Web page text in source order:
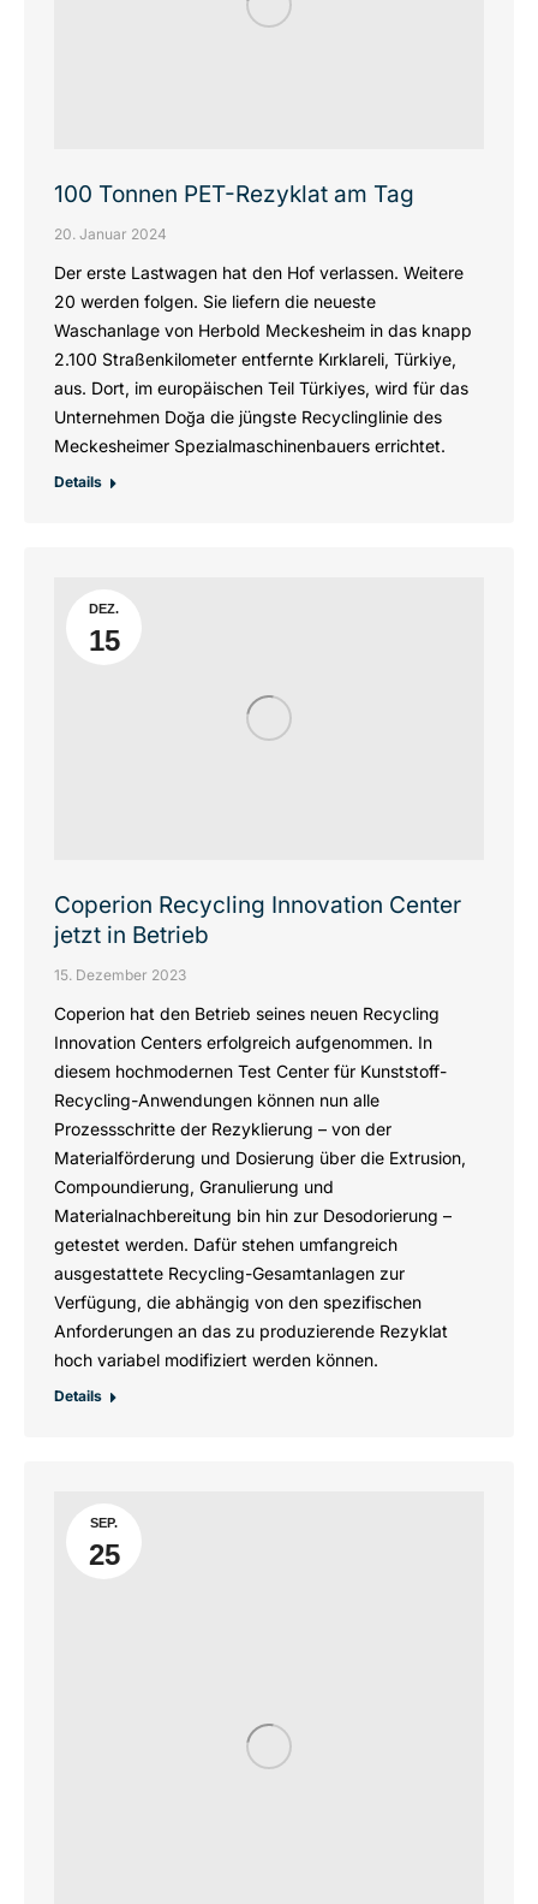
100 Tonnen PET-Rezyklat am Tag
20. Januar 2024
Der erste Lastwagen hat den Hof verlassen. Weitere
20 werden folgen. Sie liefern die neueste
Waschanlage von Herbold Meckesheim in das knapp
2.100 Straßenkilometer entfernte Kırklareli, Türkiye,
aus. Dort, im europäischen Teil Türkiyes, wird für das
Unternehmen Doğa die jüngste Recyclinglinie des
Meckesheimer Spezialmaschinenbauers errichtet.
Details
DEZ.
15
Coperion Recycling Innovation Center
jetzt in Betrieb
15. Dezember 2023
Coperion hat den Betrieb seines neuen Recycling
Innovation Centers erfolgreich aufgenommen. In
diesem hochmodernen Test Center für Kunststoff-
Recycling-Anwendungen können nun alle
Prozessschritte der Rezyklierung – von der
Materialförderung und Dosierung über die Extrusion,
Compoundierung, Granulierung und
Materialnachbereitung bin hin zur Desodorierung –
getestet werden. Dafür stehen umfangreich
ausgestattete Recycling-Gesamtanlagen zur
Verfügung, die abhängig von den spezifischen
Anforderungen an das zu produzierende Rezyklat
hoch variabel modifiziert werden können.
Details
SEP.
25